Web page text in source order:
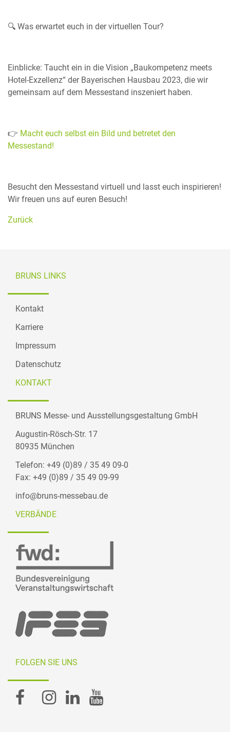
🔍 Was erwartet euch in der virtuellen Tour?
Einblicke: Taucht ein in die Vision „Baukompetenz meets
Hotel-Exzellenz“ der Bayerischen Hausbau 2023, die wir
gemeinsam auf dem Messestand inszeniert haben.
👉 Macht euch selbst ein Bild und betretet den
Messestand!
Besucht den Messestand virtuell und lasst euch inspirieren!
Wir freuen uns auf euren Besuch!
Zurück
BRUNS LINKS
Kontakt
Karriere
Impressum
Datenschutz
KONTAKT
BRUNS Messe- und Ausstellungsgestaltung GmbH
Augustin-Rösch-Str. 17
80935 München
Telefon: +49 (0)89 / 35 49 09-0
Fax: +49 (0)89 / 35 49 09-99
info@bruns-messebau.de
VERBÄNDE
FOLGEN SIE UNS